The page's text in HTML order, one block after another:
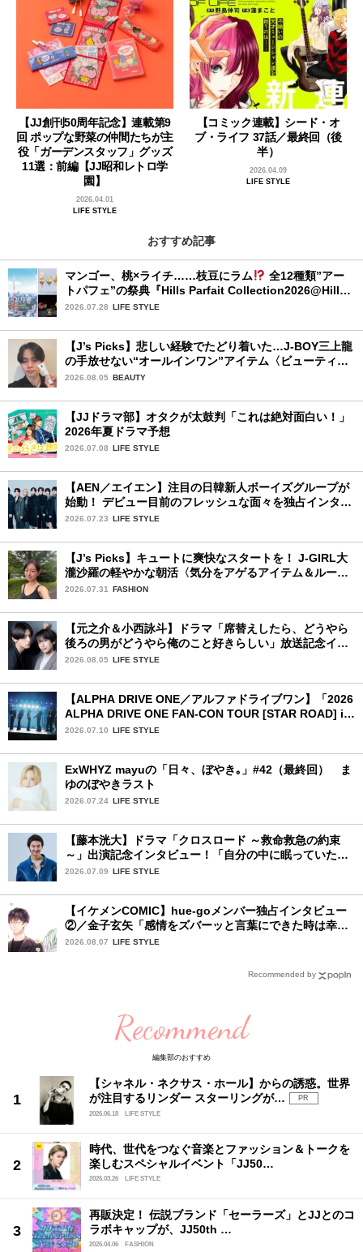
【JJ創刊50周年記念】連載第9
回 ポップな野菜の仲間たちが主
役「ガーデンスタッフ」グッズ
11選：前編【JJ昭和レトロ学
園】
2026.04.01
LIFE STYLE
【コミック連載】シード・オ
ブ・ライフ 37話／最終回（後
半）
2026.04.09
LIFE STYLE
おすすめ記事
マンゴー、桃×ライチ……枝豆にラム
全12種類”アー
トパフェ”の祭典『Hills Parfait Collection2026@Hills
House』
2026.07.28 LIFE STYLE
【J’s Picks】悲しい経験でたどり着いた…J-BOY三上龍
の手放せない“オールインワン”アイテム〈ビューティ＆
ファッション夏の必需品〉
2026.08.05 BEAUTY
【JJドラマ部】オタクが太鼓判「これは絶対面白い！」
2026年夏ドラマ予想
2026.07.08 LIFE STYLE
【AEN／エイエン】注目の日韓新人ボーイズグループが
始動！ デビュー目前のフレッシュな面々を独占インタビ
ュー。7人の魅力に迫ります♪
2026.07.23 LIFE STYLE
【J’s Picks】キュートに爽快なスタートを！ J-GIRL大
瀧沙羅の軽やかな朝活〈気分をアゲるアイテム＆ルーテ
ィーン〉
2026.07.31 FASHION
【元之介＆小西詠斗】ドラマ「席替えしたら、どうやら
後ろの男がどうやら俺のこと好きらしい」放送記念イン
タビュー♡ 「自然と詠斗くんが可愛く見えたんです」
2026.08.05 LIFE STYLE
【ALPHA DRIVE ONE／アルファドライブワン】「2026
ALPHA DRIVE ONE FAN-CON TOUR [STAR ROAD] in
YOKOHAMA」1日目詳細レポ【前編】
2026.07.10 LIFE STYLE
ExWHYZ mayuの「日々、ぼやき｡」#42（最終回） ま
ゆのぼやきラスト
2026.07.24 LIFE STYLE
【藤本洸大】ドラマ「クロスロード ～救命救急の約束
～」出演記念インタビュー！「自分の中に眠っていた熱
を思い出させてもらった作品です」
2026.07.09 LIFE STYLE
【イケメンCOMIC】hue-goメンバー独占インタビュー
②／金子玄矢「感情をズバーッと言葉にできた時は幸
せ〜」
2026.08.07 LIFE STYLE
Recommended by
Recommend
編集部のおすすめ
【シャネル・ネクサス・ホール】からの誘惑。世界
が注目するリンダー スターリングが…
PR
2026.06.18
LIFE STYLE
時代、世代をつなぐ音楽とファッション＆トークを
楽しむスペシャルイベント「JJ50…
2026.03.26 LIFE STYLE
再販決定！ 伝説ブランド「セーラーズ」とJJとのコ
ラボキャップが、JJ50th …
2026.04.06 FASHION